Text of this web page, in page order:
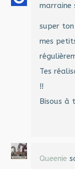
marraine
super
mes
Tes
!!
Bisous à
Queenie